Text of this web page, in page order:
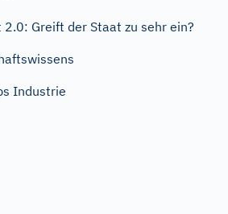
Greift der Staat zu sehr ein?
Industrie